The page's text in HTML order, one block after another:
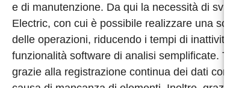
e di manutenzione. Da qui la necessità di
Electric, con cui è possibile realizzare una
delle operazioni, riducendo i tempi di
funzionalità software di analisi semplificate.
grazie alla registrazione continua dei dati